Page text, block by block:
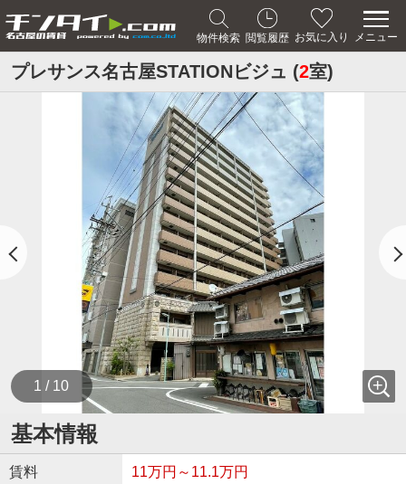
物件検索 閲覧履歴 お気に入り メニュー
プレサンス名古屋STATIONビジュ (2室)
1 / 10
基本情報
賃料 11万円～11.1万円